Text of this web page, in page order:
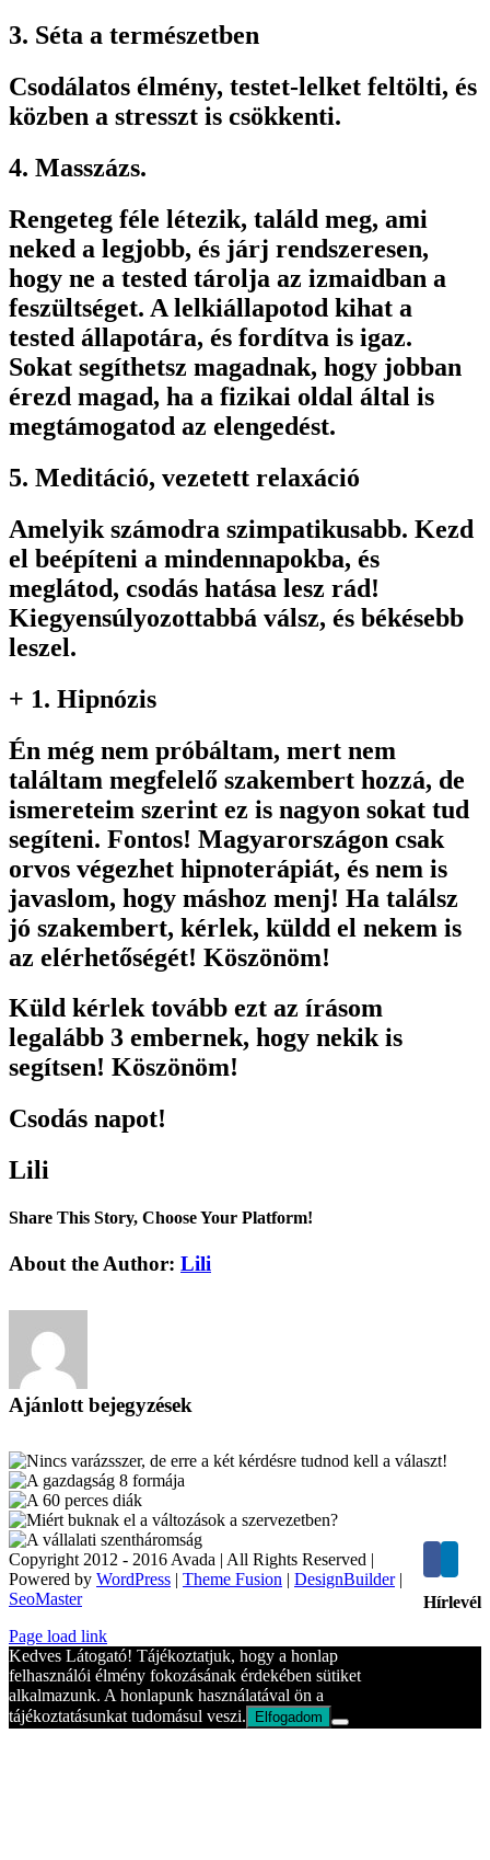
3. Séta a természetben
Csodálatos élmény, testet-lelket feltölti, és
közben a stresszt is csökkenti.
4. Masszázs.
Rengeteg féle létezik, találd meg, ami
neked a legjobb, és járj rendszeresen,
hogy ne a tested tárolja az izmaidban a
feszültséget. A lelkiállapotod kihat a
tested állapotára, és fordítva is igaz.
Sokat segíthetsz magadnak, hogy jobban
érezd magad, ha a fizikai oldal által is
megtámogatod az elengedést.
5. Meditáció, vezetett relaxáció
Amelyik számodra szimpatikusabb. Kezd
el beépíteni a mindennapokba, és
meglátod, csodás hatása lesz rád!
Kiegyensúlyozottabbá válsz, és békésebb
leszel.
+ 1. Hipnózis
Én még nem próbáltam, mert nem
találtam megfelelő szakembert hozzá, de
ismereteim szerint ez is nagyon sokat tud
segíteni. Fontos! Magyarországon csak
orvos végezhet hipnoterápiát, és nem is
javaslom, hogy máshoz menj! Ha találsz
jó szakembert, kérlek, küldd el nekem is
az elérhetőségét! Köszönöm!
Küld kérlek tovább ezt az írásom
legalább 3 embernek, hogy nekik is
segítsen! Köszönöm!
Csodás napot!
Lili
Share This Story, Choose Your Platform!
Facebook
X
Reddit
LinkedIn
Tumblr
Pinterest
Vk
Email:
About the Author: Lili
Ajánlott bejegyzések
Hírlevél
Copyright 2012 - 2016 Avada | All Rights Reserved |
Powered by WordPress | Theme Fusion | DesignBuilder|
SeoMaster
Toggle
Sliding
Bar
Area
Page load link
Kedves Látogató! Tájékoztatjuk, hogy a honlap
felhasználói élmény fokozásának érdekében sütiket
alkalmazunk. A honlapunk használatával ön a
tájékoztatásunkat tudomásul veszi.
Elfogadom